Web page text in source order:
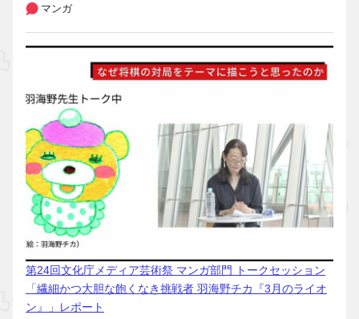
マンガ
第24回文化庁メディア芸術祭 マンガ部門 トークセッション
「繊細かつ大胆な飽くなき挑戦者 羽海野チカ『3月のライオ
ン』」レポート